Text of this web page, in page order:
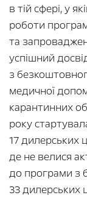
в тій сфері, у
роботи
та
успішний
з
медичної
карантинних
року
17 дилерських
де не велися
до програми з
33 дилерських